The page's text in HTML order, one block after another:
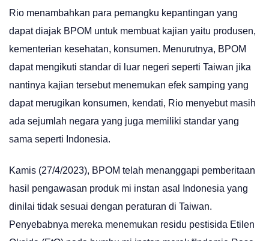
Rio menambahkan para pemangku kepantingan yang
dapat diajak BPOM untuk membuat kajian yaitu produsen,
kementerian kesehatan, konsumen. Menurutnya, BPOM
dapat mengikuti standar di luar negeri seperti Taiwan jika
nantinya kajian tersebut menemukan efek samping yang
dapat merugikan konsumen, kendati, Rio menyebut masih
ada sejumlah negara yang juga memiliki standar yang
sama seperti Indonesia.
Kamis (27/4/2023), BPOM telah menanggapi pemberitaan
hasil pengawasan produk mi instan asal Indonesia yang
dinilai tidak sesuai dengan peraturan di Taiwan.
Penyebabnya mereka menemukan residu pestisida Etilen